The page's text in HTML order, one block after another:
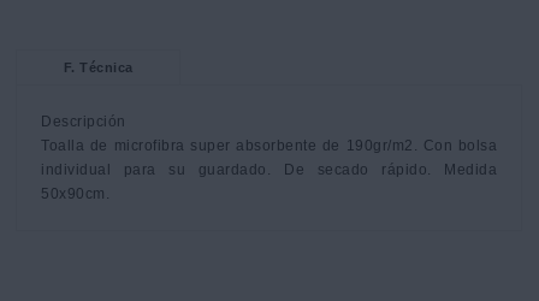
F. Técnica
Descripción
Toalla de microfibra super absorbente de 190gr/m2. Con bolsa
individual para su guardado. De secado rápido. Medida
50x90cm.